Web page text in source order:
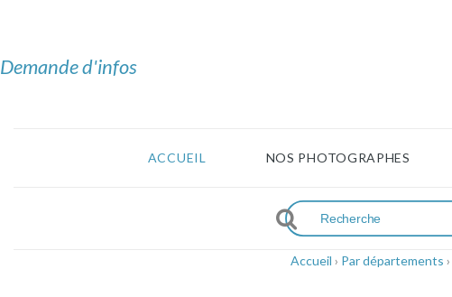
Demande d'infos
ACCUEIL NOS PHOTOGRAPHES
Accueil › Par départements ›